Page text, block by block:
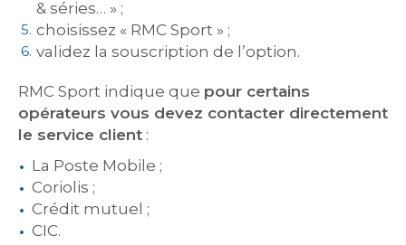
& séries… » ;
choisissez « RMC Sport » ;
validez la souscription de l’option.
RMC Sport indique que pour certains
opérateurs vous devez contacter directement
le service client :
La Poste Mobile ;
Coriolis ;
Crédit mutuel ;
CIC.